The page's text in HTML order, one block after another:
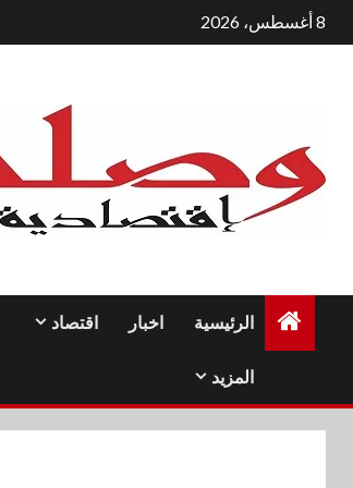
التجاوز
إلى
8 أغسطس، 2026
الرئيسية اخبار اقتصاد
المزيد